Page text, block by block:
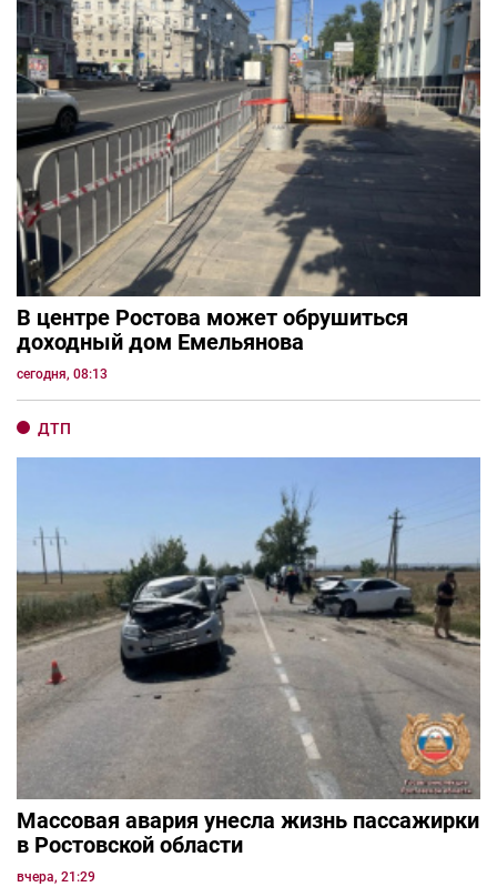
В центре Ростова может обрушиться
доходный дом Емельянова
сегодня, 08:13
ДТП
Массовая авария унесла жизнь пассажирки
в Ростовской области
вчера, 21:29